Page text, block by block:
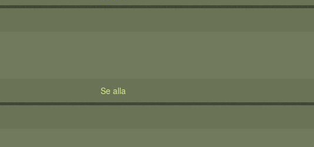
Se alla